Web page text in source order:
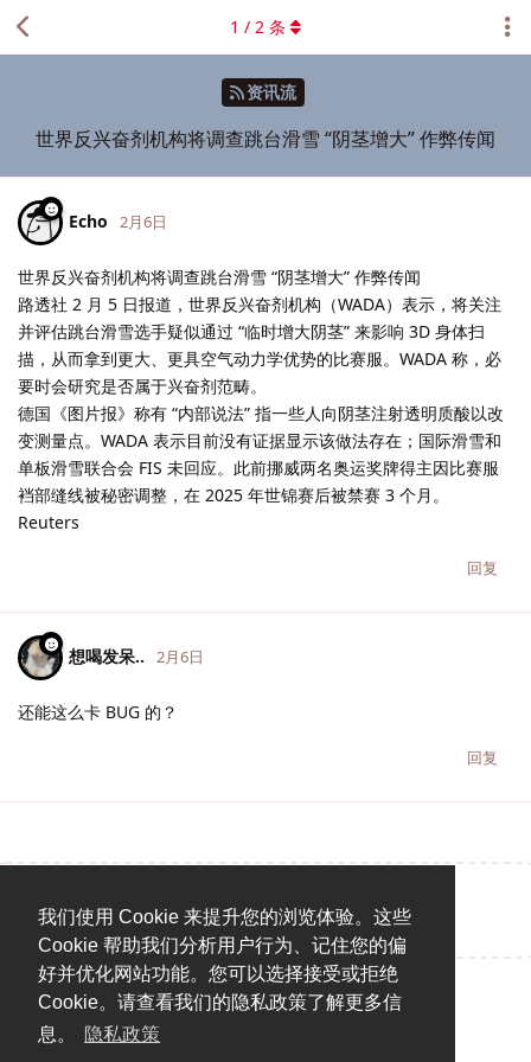
我们使用 Cookie 来提升您的浏览体验。这些
Cookie 帮助我们分析用户行为、记住您的偏
好并优化网站功能。您可以选择接受或拒绝
Cookie。请查看我们的隐私政策了解更多信
息。
隐私政策
资讯流
世界反兴奋剂机构将调查跳台滑雪 “阴茎增大” 作弊传闻
1 / 2 条
Echo 2月6日
世界反兴奋剂机构将调查跳台滑雪 “阴茎增大” 作弊传闻
路透社 2 月 5 日报道，世界反兴奋剂机构（WADA）表示，将关注
并评估跳台滑雪选手疑似通过 “临时增大阴茎” 来影响 3D 身体扫
描，从而拿到更大、更具空气动力学优势的比赛服。WADA 称，必
要时会研究是否属于兴奋剂范畴。
德国《图片报》称有 “内部说法” 指一些人向阴茎注射透明质酸以改
变测量点。WADA 表示目前没有证据显示该做法存在；国际滑雪和
单板滑雪联合会 FIS 未回应。此前挪威两名奥运奖牌得主因比赛服
裆部缝线被秘密调整，在 2025 年世锦赛后被禁赛 3 个月。
Reuters
回复
想喝发呆.. 2月6日
还能这么卡 BUG 的？
回复
说点什么吧...